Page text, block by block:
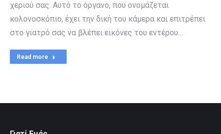
χεριού σας. Αυτό το όργανο, που ονομάζεται
κολονοσκόπιο, έχει την δική του κάμερα και επιτρέπει
στο γιατρό σας να βλέπει εικόνες του εντέρου…
Read more